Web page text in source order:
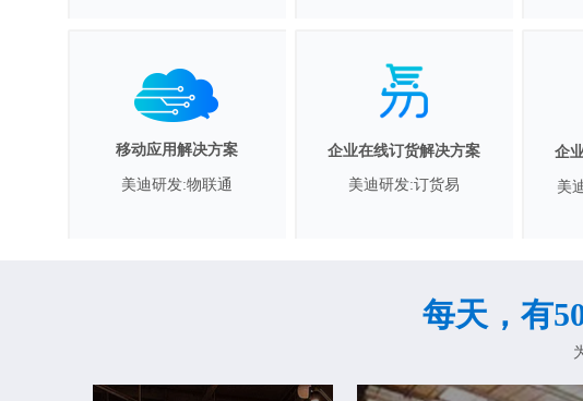
移动应用解决方案
美迪研发:物联通
企业在线订货解决方案
美迪研发:订货易
企
美
每天，有